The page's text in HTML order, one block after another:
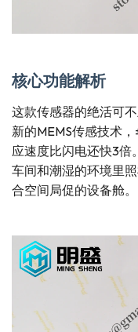
核心功能解析
这款传感器的绝活可
新的MEMS传感技术
应速度比闪电还快3倍
车间和潮湿的环境里
合空间局促的设备舱。